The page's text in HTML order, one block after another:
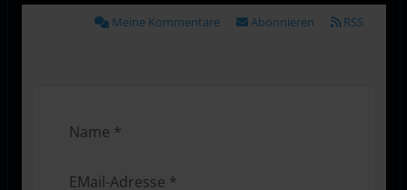
Meine Kommentare Abonnieren RSS